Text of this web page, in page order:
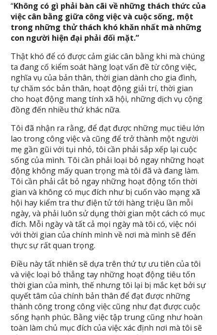
“Không có gì phải bàn cãi về những thách thức của
việc cân bằng giữa công việc và cuộc sống, một
trong những thử thách khó khăn nhất mà những
con người hiện đại phải đối mặt.”
Thật khó để có được cảm giác cân bằng khi mà chúng
ta đang cố kiểm soát hàng loạt vấn đề từ công việc,
nghĩa vụ của bản thân, thời gian dành cho gia đình,
tự chăm sóc bản thân, hoạt động giải trí, thời gian
cho hoạt động mang tính xã hội, những dịch vụ cộng
đồng đến nhiều thứ khác nữa.
Tôi đã nhận ra rằng, để đạt được những mục tiêu lớn
lao trong công việc và cũng để trở thành một người
mẹ gần gũi với tụi nhỏ, tôi cần phải sắp xếp lại cuộc
sống của mình. Tôi cần phải loại bỏ ngay những hoạt
động không mấy quan trọng mà tôi đã và đang làm.
Tôi cần phải cắt bỏ ngay những hoạt động tốn thời
gian và không có mục đích như bị cuốn vào mạng xã
hội hay kiểm tra thư điện tử tới hàng triệu lần mỗi
ngày, và phải luôn sử dụng thời gian một cách có mục
đích. Mỗi ngày và tất cả mọi ngày mà tôi có, việc nói
với thời gian của chính mình về nơi mà mình sẽ đến
thực sự rất quan trọng.
Điều này tất nhiên sẽ dựa trên thứ tự ưu tiên của tôi
và việc loại bỏ thẳng tay những hoạt động tiêu tốn
thời gian của mình, thế nhưng tôi lại bị mắc kẹt bởi sự
quyết tâm của chính bản thân để đạt được những
thành công trong công việc cũng như đạt được cuộc
sống hạnh phúc. Bằng việc tập trung cũng như hoàn
toàn làm chủ mục đích của việc xác định nơi mà tôi sẽ